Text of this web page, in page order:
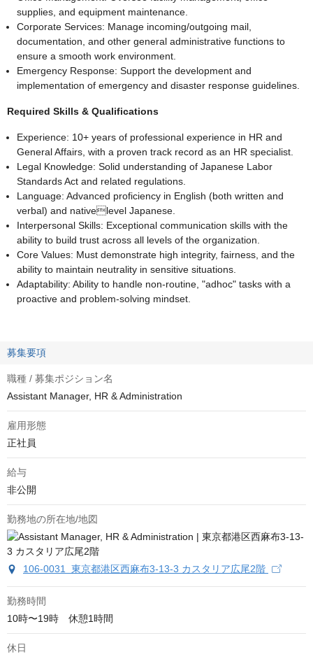
supplies, and equipment maintenance.
Corporate Services: Manage incoming/outgoing mail,
documentation, and other general administrative functions to
ensure a smooth work environment.
Emergency Response: Support the development and
implementation of emergency and disaster response guidelines.
Required Skills & Qualifications
Experience: 10+ years of professional experience in HR and
General Affairs, with a proven track record as an HR specialist.
Legal Knowledge: Solid understanding of Japanese Labor
Standards Act and related regulations.
Language: Advanced proficiency in English (both written and
verbal) and nativelevel Japanese.
Interpersonal Skills: Exceptional communication skills with the
ability to build trust across all levels of the organization.
Core Values: Must demonstrate high integrity, fairness, and the
ability to maintain neutrality in sensitive situations.
Adaptability: Ability to handle non-routine, "adhoc" tasks with a
proactive and problem-solving mindset.
募集要項
職種 / 募集ポジション名
Assistant Manager, HR & Administration
雇用形態
正社員
給与
非公開
勤務地の所在地/地図
106-0031 東京都港区西麻布3-13-3 カスタリア広尾2階
勤務時間
10時〜19時　休憩1時間
休日